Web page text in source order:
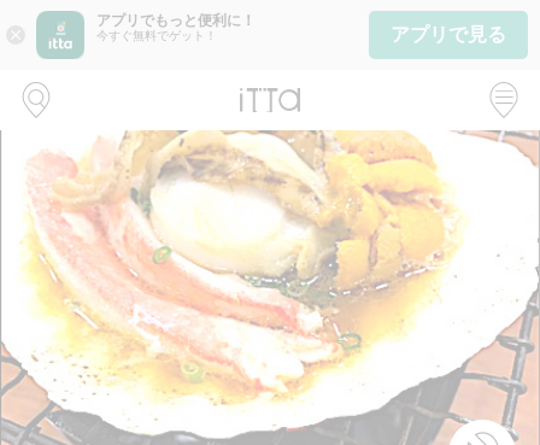
close
アプリでもっと便利に！
今すぐ無料でゲット！ アプリで見る